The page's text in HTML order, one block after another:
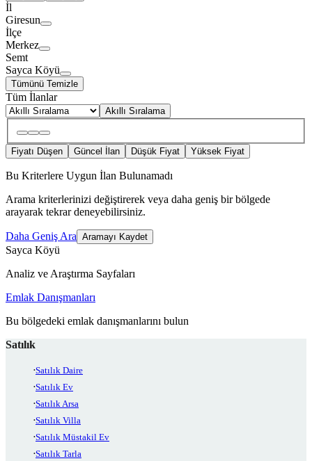
İl
Giresun
İlçe
Merkez
Semt
Sayca Köyü
Tümünü Temizle
Tüm İlanlar
Akıllı Sıralama
Fiyatı Düşen Güncel İlan Düşük Fiyat Yüksek Fiyat
Bu Kriterlere Uygun İlan Bulunamadı
Arama kriterlerinizi değiştirerek veya daha geniş bir bölgede
arayarak tekrar deneyebilirsiniz.
Daha Geniş Ara Aramayı Kaydet
Sayca Köyü
Analiz ve Araştırma Sayfaları
Emlak Danışmanları
Bu bölgedeki emlak danışmanlarını bulun
Satılık
Satılık Daire
Satılık Ev
Satılık Arsa
Satılık Villa
Satılık Müstakil Ev
Satılık Tarla